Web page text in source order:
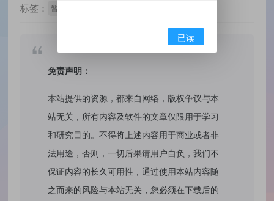
标签： 暂无标签
免责声明：
本站提供的资源，都来自网络，版权争议与本
站无关，所有内容及软件的文章仅限用于学习
和研究目的。不得将上述内容用于商业或者非
法用途，否则，一切后果请用户自负，我们不
保证内容的长久可用性，通过使用本站内容随
之而来的风险与本站无关，您必须在下载后的
已读